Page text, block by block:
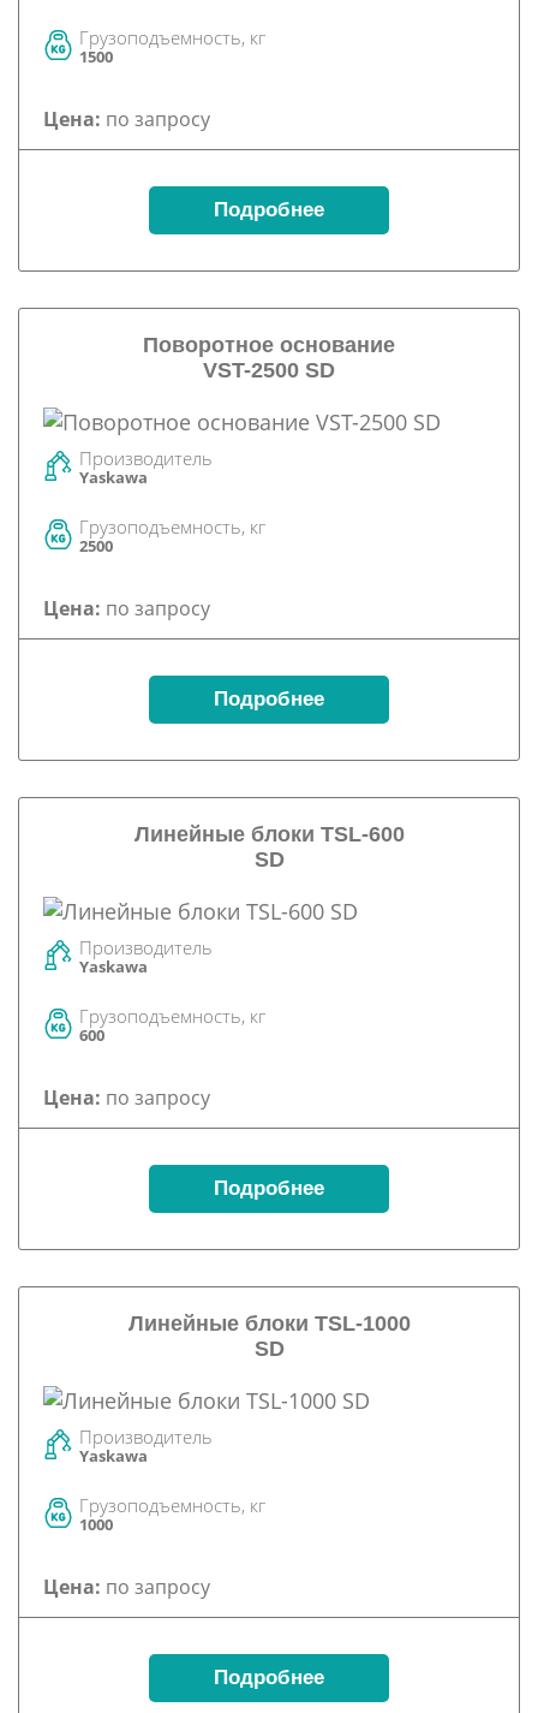
Грузоподъемность, кг
1500
Цена: по запросу
Подробнее
Поворотное основание
VST-2500 SD
Производитель
Yaskawa
Грузоподъемность, кг
2500
Цена: по запросу
Подробнее
Линейные блоки TSL-600
SD
Производитель
Yaskawa
Грузоподъемность, кг
600
Цена: по запросу
Подробнее
Линейные блоки TSL-1000
SD
Производитель
Yaskawa
Грузоподъемность, кг
1000
Цена: по запросу
Подробнее